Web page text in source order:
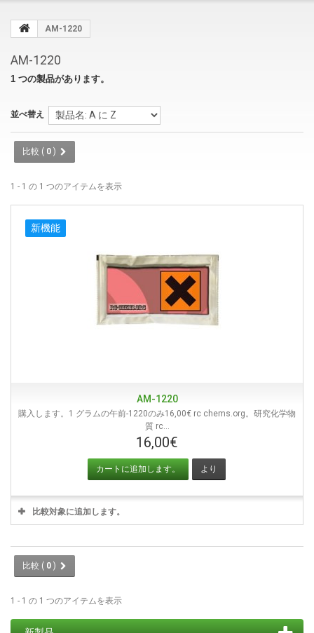
AM-1220
AM-1220
1 つの製品があります。
並べ替え
比較 ( 0 )
1 - 1 の 1 つのアイテムを表示
新機能
AM-1220
購入します。1 グラムの午前-1220のみ16,00€ rc chems.org。研究化学物
質 rc...
16,00€
カートに追加します。 より
比較対象に追加します。
比較 ( 0 )
1 - 1 の 1 つのアイテムを表示